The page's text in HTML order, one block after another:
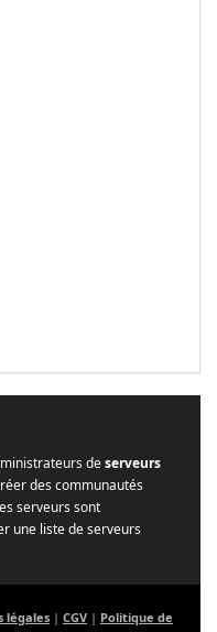
deserveurs
des communautés
serveurs sont
une liste de serveurs
légales | CGV | Politique de